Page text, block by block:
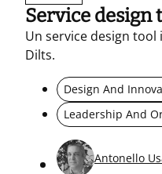
Service design
Un service design
Dilts.
Design And
Leadership And
Antonello